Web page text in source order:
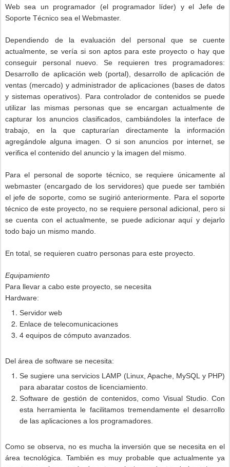
Web sea un programador (el programador líder) y el Jefe de
Soporte Técnico sea el Webmaster.
Dependiendo de la evaluación del personal que se cuente
actualmente, se vería si son aptos para este proyecto o hay que
conseguir personal nuevo. Se requieren tres programadores:
Desarrollo de aplicación web (portal), desarrollo de aplicación de
ventas (mercado) y administrador de aplicaciones (bases de datos
y sistemas operativos). Para controlador de contenidos se puede
utilizar las mismas personas que se encargan actualmente de
capturar los anuncios clasificados, cambiándoles la interface de
trabajo, en la que capturarían directamente la información
agregándole alguna imagen. O si son anuncios por internet, se
verifica el contenido del anuncio y la imagen del mismo.
Para el personal de soporte técnico, se requiere únicamente al
webmaster (encargado de los servidores) que puede ser también
el jefe de soporte, como se sugirió anteriormente. Para el soporte
técnico de este proyecto, no se requiere personal adicional, pero si
se cuenta con el actualmente, se puede adicionar aquí y dejarlo
todo bajo un mismo mando.
En total, se requieren cuatro personas para este proyecto.
Equipamiento
Para llevar a cabo este proyecto, se necesita
Hardware:
Servidor web
Enlace de telecomunicaciones
4 equipos de cómputo avanzados.
Del área de software se necesita:
Se sugiere una servicios LAMP (Linux, Apache, MySQL y PHP)
para abaratar costos de licenciamiento.
Software de gestión de contenidos, como Visual Studio. Con
esta herramienta le facilitamos tremendamente el desarrollo
de las aplicaciones a los programadores.
Como se observa, no es mucha la inversión que se necesita en el
área tecnológica. También es muy probable que actualmente ya